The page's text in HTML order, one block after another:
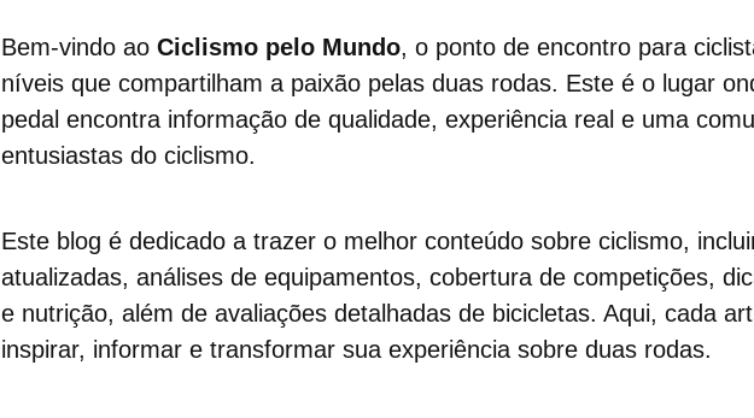
Bem-vindo ao Ciclismo pelo Mundo, o ponto de encontro para
níveis que compartilham a paixão pelas duas rodas. Este é o lugar
pedal encontra informação de qualidade, experiência real e uma
entusiastas do ciclismo.
Este blog é dedicado a trazer o melhor conteúdo sobre ciclismo,
atualizadas, análises de equipamentos, cobertura de competições,
e nutrição, além de avaliações detalhadas de bicicletas. Aqui, cada
inspirar, informar e transformar sua experiência sobre duas rodas.